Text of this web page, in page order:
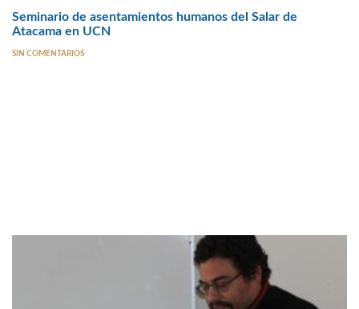
Seminario de asentamientos humanos del Salar de
Atacama en UCN
SIN COMENTARIOS